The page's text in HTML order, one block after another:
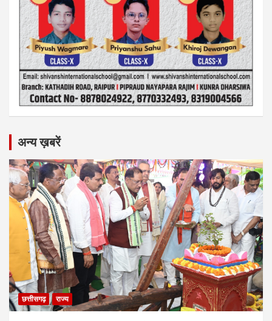
अन्य ख़बरें
छत्तीसगढ़ राज्य